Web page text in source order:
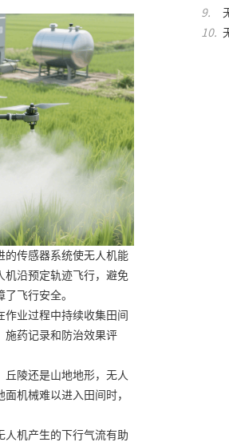
的传感器系统使无人机能
机沿预定轨迹飞行，避免
飞行安全。
业过程中持续收集田间
施药记录和防治效果评
陵还是山地地形，无人
机械难以进入田间时，
人机产生的下行气流有助